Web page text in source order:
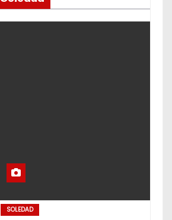
SOLEDAD